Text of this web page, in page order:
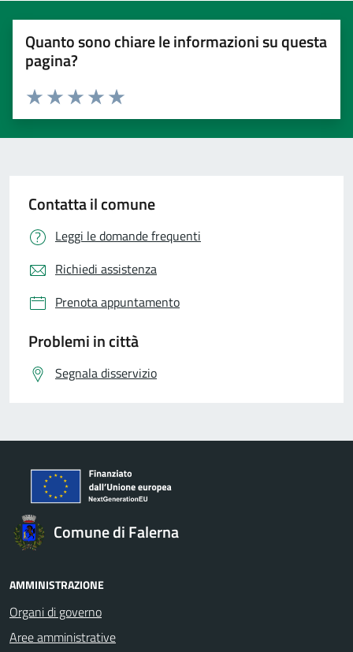
Quanto sono chiare le informazioni su questa
pagina?
Valuta 5 stelle su 5
Valuta 4 stelle su 5
Valuta 3 stelle su 5
Valuta 2 stelle su 5
Valuta 1 stelle su 5
Contatta il comune
Leggi le domande frequenti
Richiedi assistenza
Prenota appuntamento
Problemi in città
Segnala disservizio
Comune di Falerna
AMMINISTRAZIONE
Organi di governo
Aree amministrative